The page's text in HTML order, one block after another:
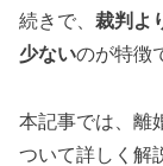
続きで、 裁判よ
少ないのが特徴
本記事では、離
ついて詳しく解